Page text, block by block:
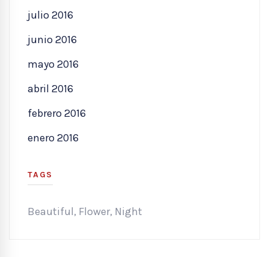
julio 2016
junio 2016
mayo 2016
abril 2016
febrero 2016
enero 2016
TAGS
Beautiful, Flower, Night